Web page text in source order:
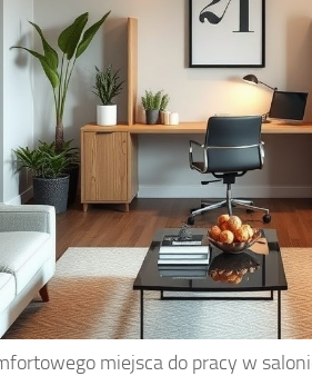
miejsca do pracy w